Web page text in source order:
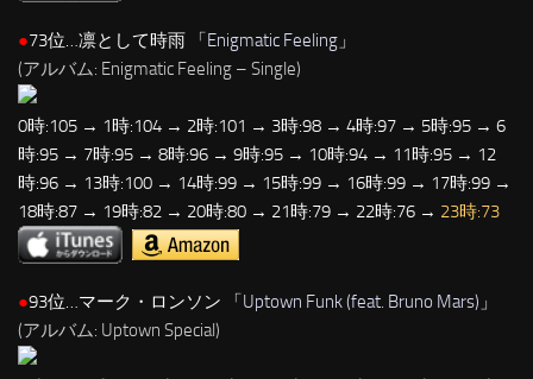
●73位…凛として時雨 「Enigmatic Feeling 」
(アルバム: Enigmatic Feeling – Single)
0時:105 → 1時:104 → 2時:101 → 3時:98 → 4時:97 → 5時:95 → 6
時:95 → 7時:95 → 8時:96 → 9時:95 → 10時:94 → 11時:95 → 12
時:96 → 13時:100 → 14時:99 → 15時:99 → 16時:99 → 17時:99 →
18時:87 → 19時:82 → 20時:80 → 21時:79 → 22時:76 → 23時:73
●93位…マーク・ロンソン 「Uptown Funk (feat. Bruno Mars) 」
(アルバム: Uptown Special)